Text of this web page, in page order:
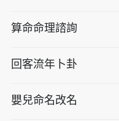
算命命理諮詢
回客流年卜卦
嬰兒命名改名